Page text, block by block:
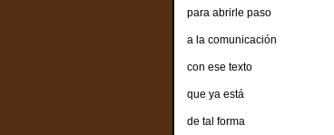
para abrirle paso
a la comunicación
con ese texto
que ya está
de tal forma